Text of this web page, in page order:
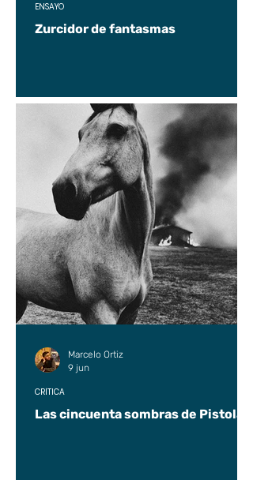
Zurcidor de fantasmas
ENSAYO
Las cincuenta sombras de Pistolas
CRÍTICA
Marcelo Ortiz
9 jun